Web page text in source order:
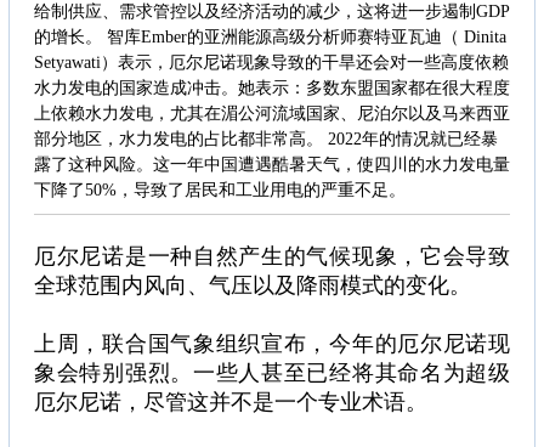
给制供应、需求管控以及经济活动的减少，这将进一步遏制GDP
的增长。 智库Ember的亚洲能源高级分析师赛特亚瓦迪（ Dinita
Setyawati）表示，厄尔尼诺现象导致的干旱还会对一些高度依赖
水力发电的国家造成冲击。她表示：多数东盟国家都在很大程度
上依赖水力发电，尤其在湄公河流域国家、尼泊尔以及马来西亚
部分地区，水力发电的占比都非常高。 2022年的情况就已经暴
露了这种风险。这一年中国遭遇酷暑天气，使四川的水力发电量
下降了50%，导致了居民和工业用电的严重不足。
厄尔尼诺是一种自然产生的气候现象，它会导致
全球范围内风向、气压以及降雨模式的变化。
上周，联合国气象组织宣布，今年的厄尔尼诺现
象会特别强烈。一些人甚至已经将其命名为超级
厄尔尼诺，尽管这并不是一个专业术语。